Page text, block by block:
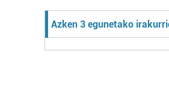
Azken 3 egunetako